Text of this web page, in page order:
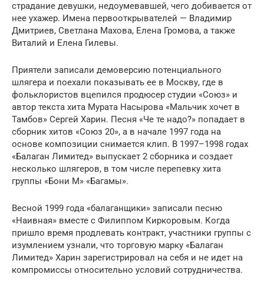
страдание девушки, недоумевавшей, чего добивается от
нее ухажер. Имена первооткрывателей — Владимир
Дмитриев, Светлана Махова, Елена Громова, а также
Виталий и Елена Гилевы.
Приятели записали демоверсию потенциального
шлягера и поехали показывать ее в Москву, где в
фольклористов вцепился продюсер студии «Союз» и
автор текста хита Мурата Насырова «Мальчик хочет в
Тамбов» Сергей Харин. Песня «Че те надо?» попадает в
сборник хитов «Союз 20», а в начале 1997 года на
основе композиции снимается клип. В 1997–1998 годах
«Балаган Лимитед» выпускает 2 сборника и создает
несколько шлягеров, в том числе перепевку хита
группы «Бони М» «Багамы».
Весной 1999 года «балаганщики» записали песню
«Наивная» вместе с Филиппом Киркоровым. Когда
пришло время продлевать контракт, участники группы с
изумлением узнали, что торговую марку «Балаган
Лимитед» Харин зарегистрировал на себя и не идет на
компромиссы относительно условий сотрудничества.